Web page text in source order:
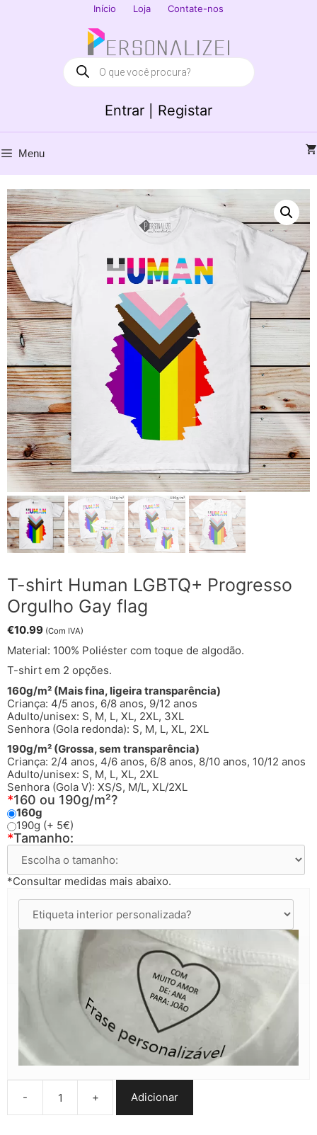
Início Loja Contate-nos
Entrar | Registar
Products
search
Menu
T-shirt Human LGBTQ+ Progresso
Orgulho Gay flag
€10.99 (Com IVA)
Material: 100% Poliéster com toque de algodão.
*160 ou 190g/m²?
T-shirt em 2 opções.
160g/m² (Mais fina, ligeira transparência)
Criança: 4/5 anos, 6/8 anos, 9/12 anos
Adulto/unisex: S, M, L, XL, 2XL, 3XL
Senhora (Gola redonda): S, M, L, XL, 2XL
190g/m² (Grossa, sem transparência)
Criança: 2/4 anos, 4/6 anos, 6/8 anos, 8/10 anos, 10/12 anos
Adulto/unisex: S, M, L, XL, 2XL
Senhora (Gola V): XS/S, M/L, XL/2XL
160g
190g (+ 5€)
*Tamanho:
*Consultar medidas mais abaixo.
-
Quantidade
de
+ Adicionar